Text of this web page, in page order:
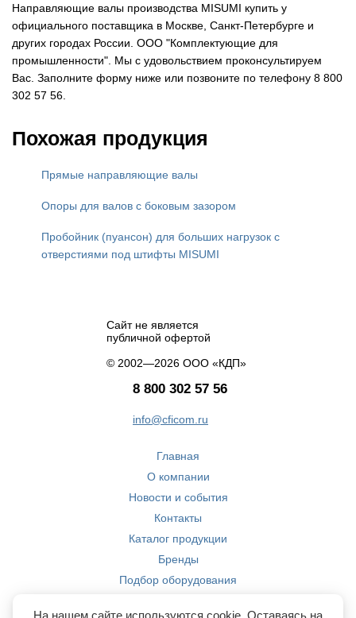
Направляющие валы производства MISUMI купить у
официального поставщика в Москве, Санкт-Петербурге и
других городах России. ООО "Комплектующие для
промышленности". Мы с удовольствием проконсультируем
Вас. Заполните форму ниже или позвоните по телефону 8 800
302 57 56.
Похожая продукция
Прямые направляющие валы
Опоры для валов с боковым зазором
Пробойник (пуансон) для больших нагрузок с
отверстиями под штифты MISUMI
Сайт не является
публичной офертой
© 2002—2026 ООО «КДП»
8 800 302 57 56
info@cficom.ru
Главная
О компании
Новости и события
Контакты
Каталог продукции
Бренды
Подбор оборудования
На нашем сайте используются cookie. Оставаясь на